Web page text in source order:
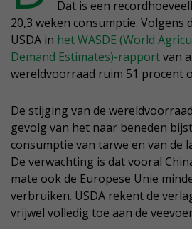
Dat is een
20,3 weken consumptie. Volgens
USDA in het WASDE (World
Demand Estimates)-rapportvan
wereldvoorraad ruim 51 procent
De stijging van de
gevolg van het naar beneden
consumptie van tarwe en van de
De verwachting is dat vooral
mate ook de Europese Unie
verbruiken. USDA rekent de
vrijwel volledig toe aan de